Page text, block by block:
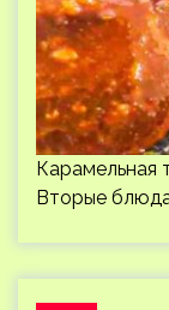
Карамельная
Вторые